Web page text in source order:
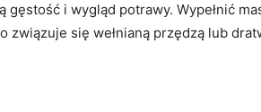
i wygląd potrawy. Wypełnić
związuje się wełnianą przędzą lub